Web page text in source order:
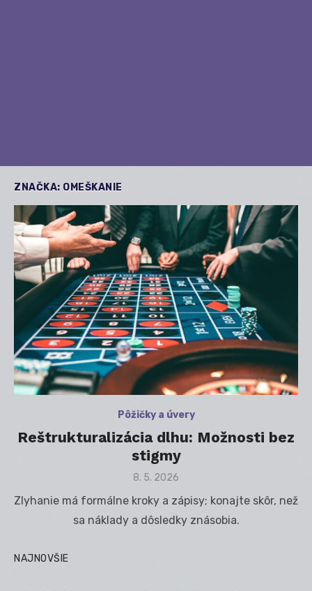
ZNAČKA: OMEŠKANIE
Pôžičky a úvery
Reštrukturalizácia dlhu: Možnosti bez
stigmy
Posted
8. 5. 2026
Zlyhanie má formálne kroky a zápisy; konajte skôr, než
sa náklady a dôsledky znásobia.
NAJNOVŠIE